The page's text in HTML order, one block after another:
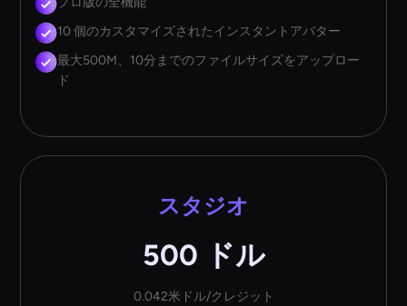
10 個のカスタマイズされたインスタントアバター
最大500M、10分までのファイルサイズをアップロー
ド
スタジオ
500 ドル
0.042米ドル/クレジット